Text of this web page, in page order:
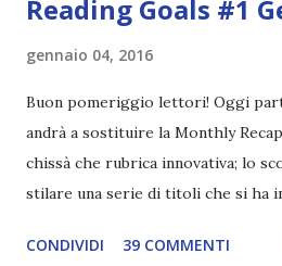
Reading Goals #1
gennaio 04, 2016
Buon pomeriggio lettori! Oggi
andrà a sostituire la Monthly
chissà che rubrica innovativa; lo
stilare una serie di titoli che si ha
una rubrica per tenere sotto
CONDIVIDI 39 COMMENTI